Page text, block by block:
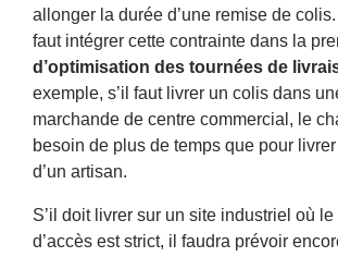
allonger la durée d’une remise de colis.
faut intégrer cette contrainte dans la
d’optimisation des tournées de
exemple, s’il faut livrer un colis dans
marchande de centre commercial, le
besoin de plus de temps que pour livrer
d’un artisan.
S’il doit livrer sur un site industriel où
d’accès est strict, il faudra prévoir